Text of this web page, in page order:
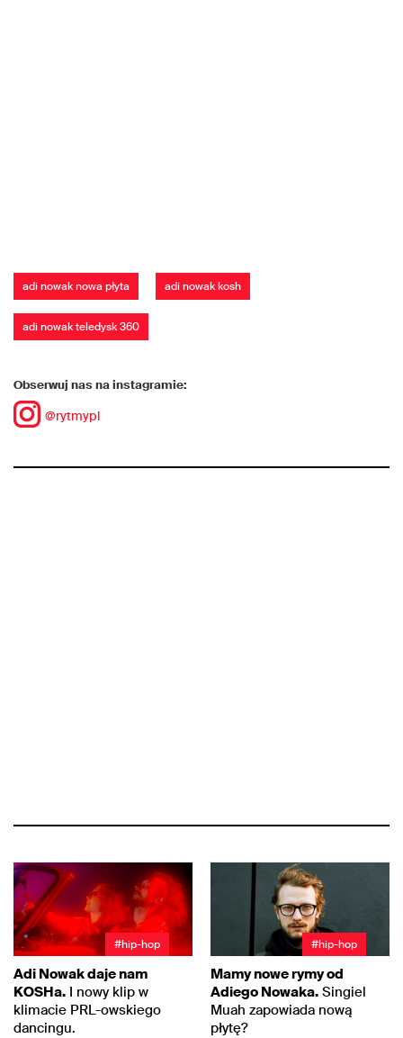
adi nowak nowa płyta adi nowak kosh
adi nowak teledysk 360
Obserwuj nas na instagramie:
@rytmypl
#hip-hop
Adi Nowak daje nam
KOSHa. I nowy klip w
klimacie PRL-owskiego
dancingu.
#hip-hop
Mamy nowe rymy od
Adiego Nowaka. Singiel
Muah zapowiada nową
płytę?